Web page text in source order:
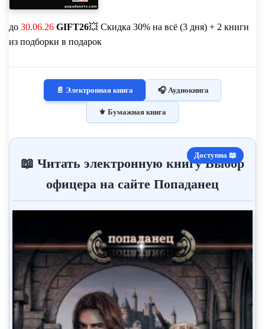
до 30.06.26 GIFT26💥 Скидка 30% на всё (3 дня) + 2 книги
из подборки в подарок
📄 Электронная книга 🎧 Аудиокнига
⚜️ Бумажная книга
Доступна 📖
📖 Читать электронную книгу Выбор
офицера на сайте Попаданец